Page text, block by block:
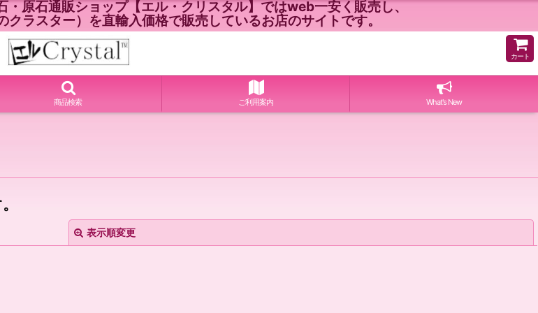
・原石通販ショップ【エル・クリスタル】ではweb一安く販売し、
ラスター）を直輸入価格で販売しているお店のサイトです。
カート
商品検索 ご利用案内 What's New
表示順変更